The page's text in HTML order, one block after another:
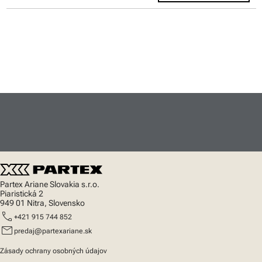
Partex Ariane Slovakia s.r.o.
Piaristická 2
949 01 Nitra, Slovensko
call +421 915 744 852
mail predaj@partexariane.sk
Zásady ochrany osobných údajov